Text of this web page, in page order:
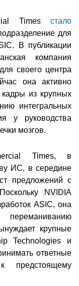
Times стало
для
В публикации
компания
своего центра
она активно
из крупных
интегральных
у руководства
мозгов.
Times, в
ИС, в середине
предложений с
NVIDIA
ASIC, она
крупные
Technologies и
ответные